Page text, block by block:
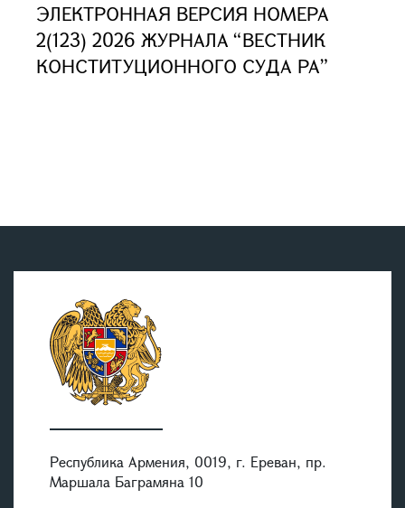
ЭЛЕКТРОННАЯ ВЕРСИЯ НОМЕРА
2(123) 2026 ЖУРНАЛА “ВЕСТНИК
КОНСТИТУЦИОННОГО СУДА РА”
Республика Армения, 0019, г. Ереван, пр.
Маршала Баграмяна 10